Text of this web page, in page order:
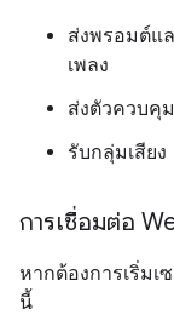
ส่งพรอมต์แ
เพลง
ส่งตัวควบคุ
รับกลุ่มเสียง
การเชื่อมต่อ
หากต้องการเริ่มเ
นี้